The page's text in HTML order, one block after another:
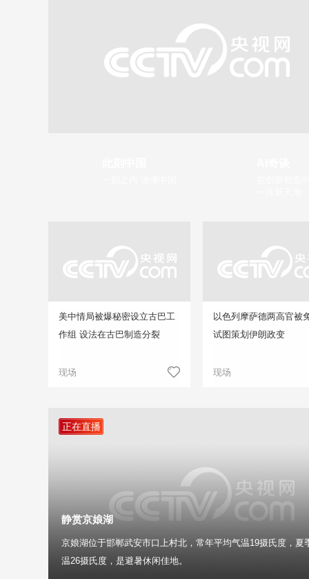
美中情局被爆秘密设立古巴工
作组 设法在古巴制造分裂
现场
以色列摩萨德两高官被
试图策划伊朗政变
现场
正在直播
静赏京娘湖
京娘湖位于邯郸武安市口上村北，常年平均气温19摄氏度，夏
温26摄氏度，是避暑休闲佳地。